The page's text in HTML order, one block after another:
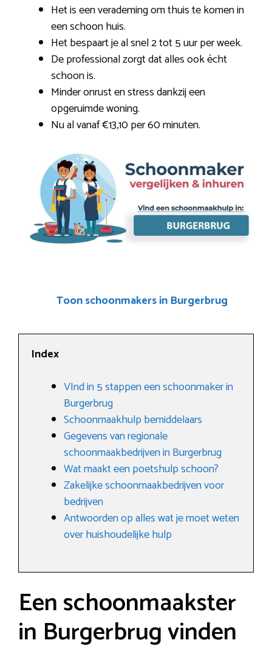
Het is een verademing om thuis te komen in
een schoon huis.
Het bespaart je al snel 2 tot 5 uur per week.
De professional zorgt dat alles ook écht
schoon is.
Minder onrust en stress dankzij een
opgeruimde woning.
Nu al vanaf €13,10 per 60 minuten.
Toon schoonmakers in Burgerbrug
Index
VInd in 5 stappen een schoonmaker in
Burgerbrug
Schoonmaakhulp bemiddelaars
Gegevens van regionale
schoonmaakbedrijven in Burgerbrug
Wat maakt een poetshulp schoon?
Zakelijke schoonmaakbedrijven voor
bedrijven
Antwoorden op alles wat je moet weten
over huishoudelijke hulp
Een schoonmaakster
in Burgerbrug vinden